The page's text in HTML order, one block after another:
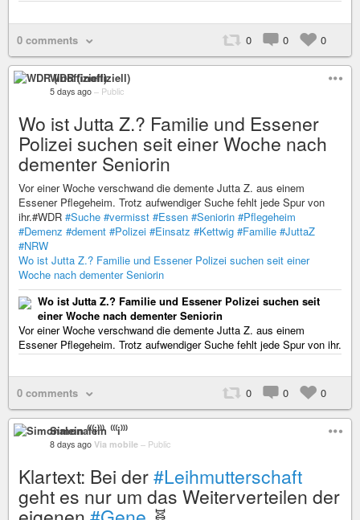
0 comments 0 0 0
WDR (inoffiziell)
5 days ago – Public
Wo ist Jutta Z.? Familie und Essener
Polizei suchen seit einer Woche nach
dementer Seniorin
Vor einer Woche verschwand die demente Jutta Z. aus einem
Essener Pflegeheim. Trotz aufwendiger Suche fehlt jede Spur von
ihr.#WDR #Suche #vermisst #Essen #Seniorin #Pflegeheim
#Demenz #dement #Polizei #Einsatz #Kettwig #Familie #JuttaZ
#NRW
Wo ist Jutta Z.? Familie und Essener Polizei suchen seit einer
Woche nach dementer Seniorin
Wo ist Jutta Z.? Familie und Essener Polizei suchen seit
einer Woche nach dementer Seniorin
Vor einer Woche verschwand die demente Jutta Z. aus einem
Essener Pflegeheim. Trotz aufwendiger Suche fehlt jede Spur von ihr.
0 comments 0 0 0
Simonalein ⁽⁽⁽i⁾⁾⁾
8 days ago Via mobile – Public
Klartext: Bei der#Leihmutterschaft
geht es nur um das Weiterverteilen der